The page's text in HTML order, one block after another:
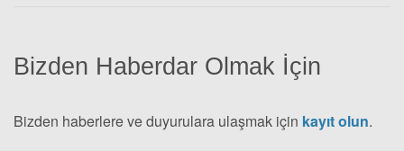
Bizden Haberdar Olmak İçin
Bizden haberlere ve duyurulara ulaşmak için kayıt olun.